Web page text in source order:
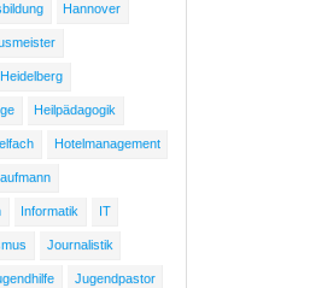
Hannover
Heidelberg
Heilpädagogik
Hotelmanagement
Informatik IT
Journalistik
Jugendpastor